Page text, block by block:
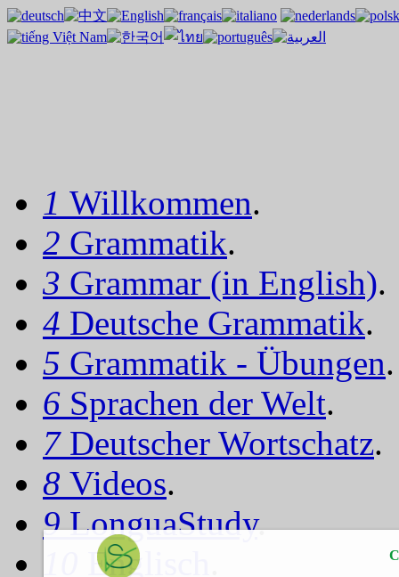
1 Willkommen.
2 Grammatik.
3 Grammar (in English).
4 Deutsche Grammatik.
5 Grammatik - Übungen.
6 Sprachen der Welt.
7 Deutscher Wortschatz.
8 Videos.
9LonguaStudy.
Englisch